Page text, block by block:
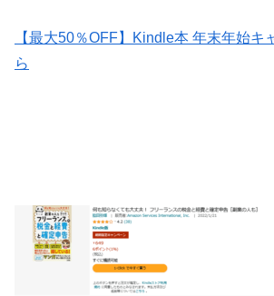
【最大50％OFF】Kindle本 年末年始キ
ら